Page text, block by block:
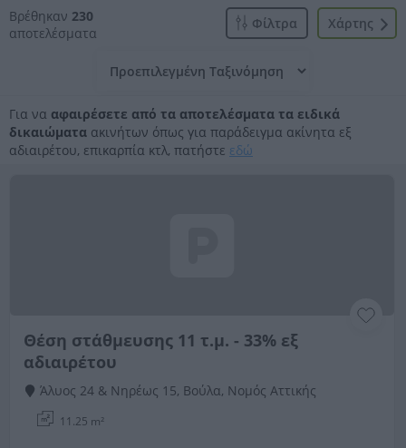
Βρέθηκαν 230
αποτελέσματα
Xάρτης
Φίλτρα
Για να αφαιρέσετε από τα αποτελέσματα τα ειδικά
δικαιώματα ακινήτων όπως για παράδειγμα ακίνητα εξ
αδιαιρέτου, επικαρπία κτλ, πατήστε εδώ
Θέση στάθμευσης 11 τ.μ. - 33% εξ
αδιαιρέτου
Άλυος 24 & Νηρέως 15, Βούλα, Νομός Αττικής
11.25 m²